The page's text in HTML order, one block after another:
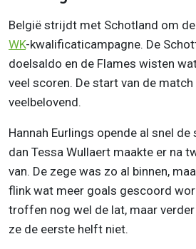
België strijdt met Schotland om
WK-kwalificaticampagne. De
doelsaldo en de Flames wisten
veel scoren. De start van de
veelbelovend.
Hannah Eurlings opende al snel
dan Tessa Wullaert maakte er na
van. De zege was zo al binnen,
flink wat meer goals gescoord
troffen nog wel de lat, maar
ze de eerste helft niet.